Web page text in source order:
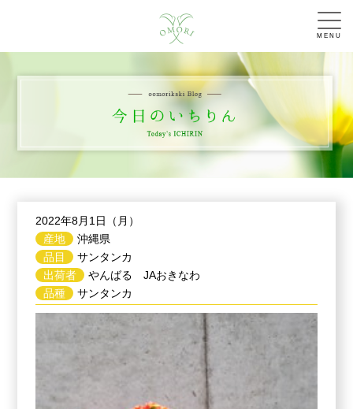
MENU
2022年8月1日（月）
産地
沖縄県
品目
サンタンカ
出荷者
やんばる JAおきなわ
品種
サンタンカ